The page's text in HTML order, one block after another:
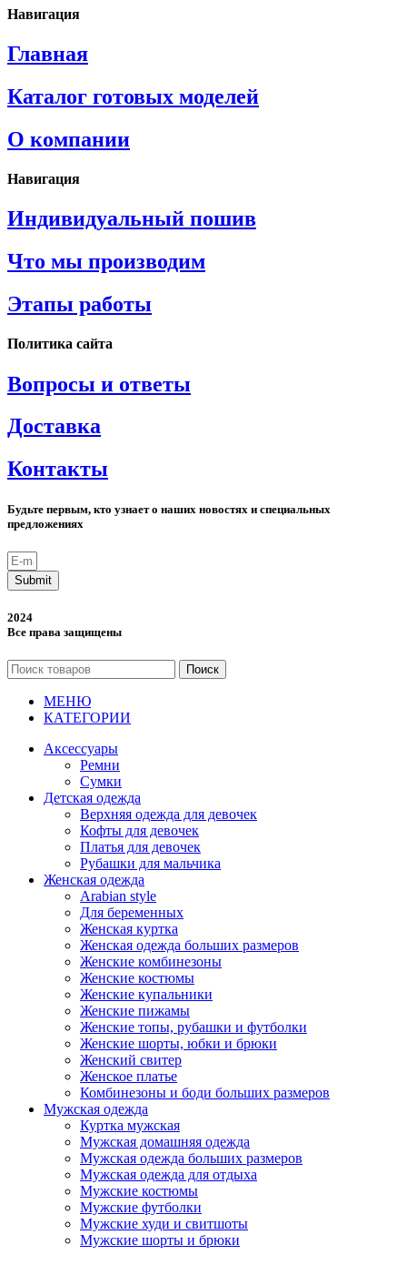
Навигация
Главная
Каталог готовых моделей
О компании
Навигация
Индивидуальный пошив
Что мы производим
Этапы работы
Политика сайта
Вопросы и ответы
Доставка
Контакты
Будьте первым, кто узнает о наших новостях и специальных
предложениях
Submit
2024
Все права защищены
Поиск
МЕНЮ
КАТЕГОРИИ
Аксессуары
Ремни
Сумки
Детская одежда
Верхняя одежда для девочек
Кофты для девочек
Платья для девочек
Рубашки для мальчика
Женская одежда
Arabian style
Для беременных
Женская куртка
Женская одежда больших размеров
Женские комбинезоны
Женские костюмы
Женские купальники
Женские пижамы
Женские топы, рубашки и футболки
Женские шорты, юбки и брюки
Женский свитер
Женское платье
Комбинезоны и боди больших размеров
Мужская одежда
Куртка мужская
Мужская домашняя одежда
Мужская одежда больших размеров
Мужская одежда для отдыха
Мужские костюмы
Мужские футболки
Мужские худи и свитшоты
Мужские шорты и брюки